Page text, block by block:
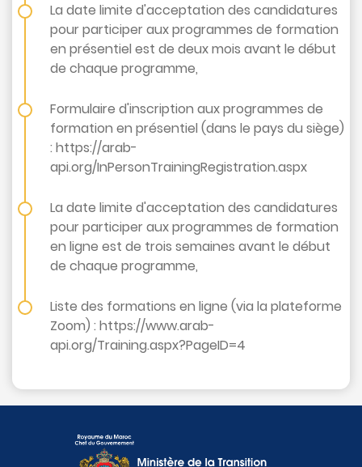
La date limite d'acceptation des candidatures
pour participer aux programmes de formation
en présentiel est de deux mois avant le début
de chaque programme,
Formulaire d'inscription aux programmes de
formation en présentiel (dans le pays du siège)
: https://arab-
api.org/InPersonTrainingRegistration.aspx
La date limite d'acceptation des candidatures
pour participer aux programmes de formation
en ligne est de trois semaines avant le début
de chaque programme,
Liste des formations en ligne (via la plateforme
Zoom) : https://www.arab-
api.org/Training.aspx?PageID=4